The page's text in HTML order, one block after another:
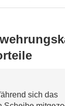
sich das